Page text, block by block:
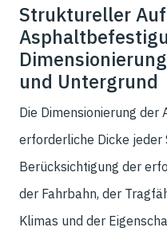
Struktureller
und Untergrund
Die Dimensionierung
erforderliche Dicke jeder
Berücksichtigung der
der Fahrbahn, der
Klimas und der